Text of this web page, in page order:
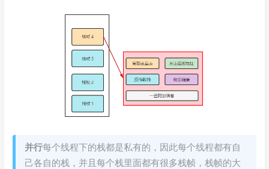
并行每个线程下的栈都是私有的，因此每个线程都有自
己各自的栈，并且每个栈里面都有很多栈帧，栈帧的大